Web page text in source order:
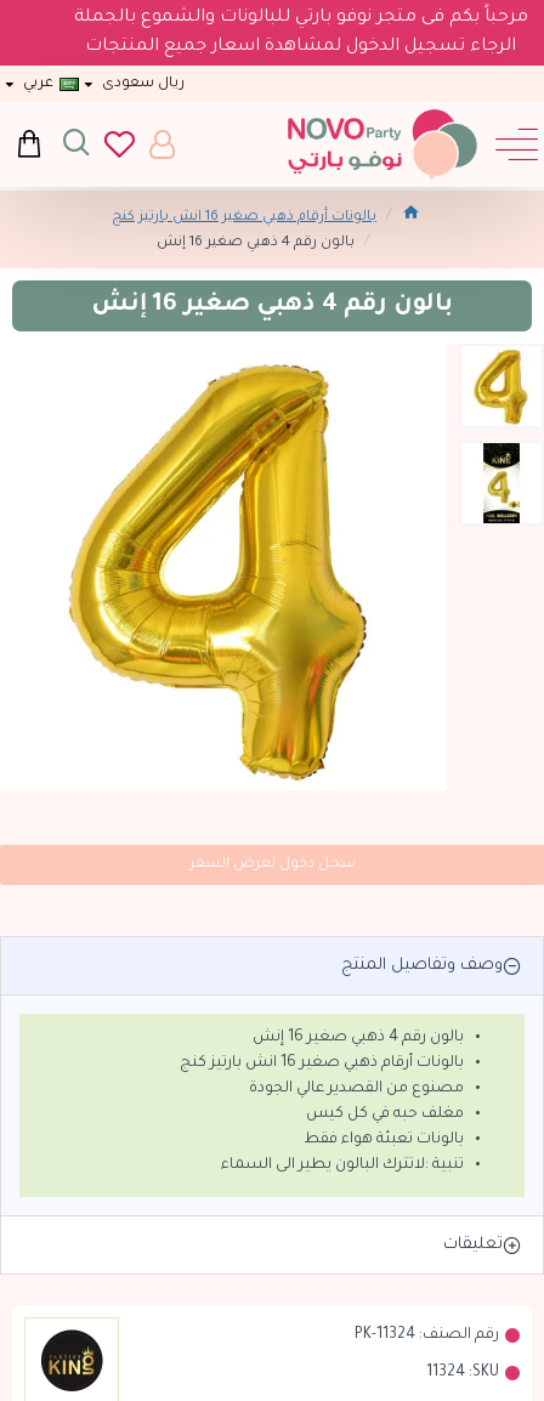
مرحباً بكم فى متجر نوفو بارتي للبالونات والشموع بالجملة
الرجاء تسجيل الدخول لمشاهدة اسعار جميع المنتجات
ريال سعودى عربي
بالونات أرقام ذهبي صغير 16 انش بارتيز كنج
بالون رقم 4 ذهبي صغير 16 إنش
بالون رقم 4 ذهبي صغير 16 إنش
رقم الصنف: PK-11324
SKU:
11324
سجل دخول لعرض السعر
وصف وتفاصيل المنتج
بالون رقم 4 ذهبي صغير 16 إنش
بالونات أرقام ذهبي صغير 16 انش بارتيز كنج
مصنوع من القصدير عالي الجودة
مغلف حبه في كل كيس
بالونات تعبئة هواء فقط
تنبية :لاتترك البالون يطير الى السماء
تعليقات